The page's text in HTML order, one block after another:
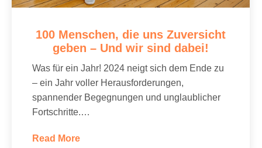
100 Menschen, die uns Zuversicht
geben – Und wir sind dabei!
Was für ein Jahr! 2024 neigt sich dem Ende zu
– ein Jahr voller Herausforderungen,
spannender Begegnungen und unglaublicher
Fortschritte.…
Read More